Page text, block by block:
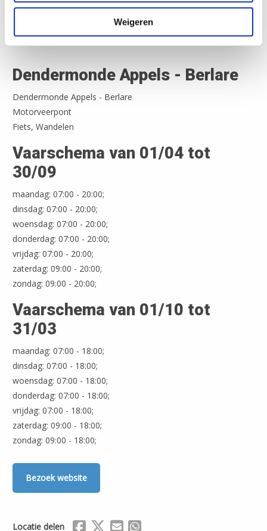
Weigeren
Dendermonde Appels - Berlare
Dendermonde Appels - Berlare
Motorveerpont
Fiets, Wandelen
Vaarschema van 01/04 tot
30/09
maandag: 07:00 - 20:00;
dinsdag: 07:00 - 20:00;
woensdag: 07:00 - 20:00;
donderdag: 07:00 - 20:00;
vrijdag: 07:00 - 20:00;
zaterdag: 09:00 - 20:00;
zondag: 09:00 - 20:00;
Vaarschema van 01/10 tot
31/03
maandag: 07:00 - 18:00;
dinsdag: 07:00 - 18:00;
woensdag: 07:00 - 18:00;
donderdag: 07:00 - 18:00;
vrijdag: 07:00 - 18:00;
zaterdag: 09:00 - 18:00;
zondag: 09:00 - 18:00;
Bezoek website
Locatie delen Delen via Facebook
Delen via X (Twitter)
Delen via Mail
Delen via WhatsApp